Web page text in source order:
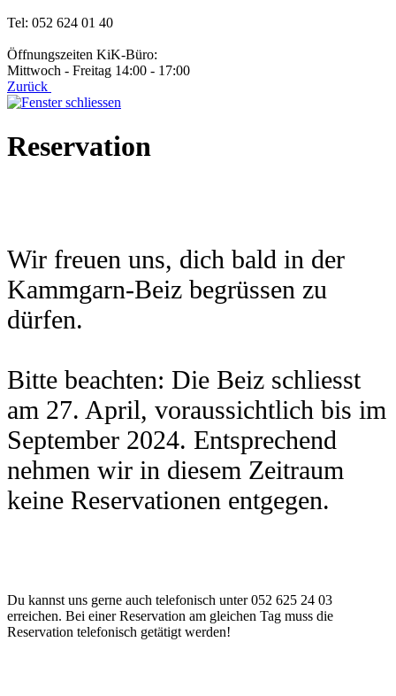
Tel: 052 624 01 40
Öffnungszeiten KiK-Büro:
Mittwoch - Freitag 14:00 - 17:00
Zurück
Reservation
Wir freuen uns, dich bald in der
Kammgarn-Beiz begrüssen zu
dürfen.
Bitte beachten: Die Beiz schliesst
am 27. April, voraussichtlich bis im
September 2024. Entsprechend
nehmen wir in diesem Zeitraum
keine Reservationen entgegen.
Du kannst uns gerne auch telefonisch unter 052 625 24 03
erreichen. Bei einer Reservation am gleichen Tag muss die
Reservation telefonisch getätigt werden!